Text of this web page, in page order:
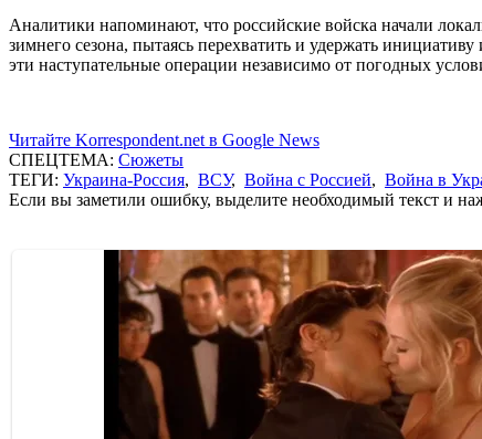
Аналитики напоминают, что российские войска начали
зимнего сезона, пытаясь перехватить и удержать
эти наступательные операции независимо от погодных
Читайте Korrespondent.net в Google News
СПЕЦТЕМА: Сюжеты
ТЕГИ: Украина-Россия, ВСУ, Война с Россией, Война в
Если вы заметили ошибку, выделите необходимый текст и